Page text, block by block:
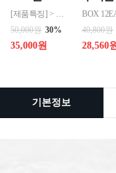
[제품특징] > 120여 년 노하우로 재배된 6년근 홍과 제조기술로 추출 > 100% 계약재배를 통한 6년근 인삼 > 430여 가지의까다로운 품질 검사 > 액상형 농축액으로 음용이 쉬움 [제품성분] > 덱스트린, 정제수, 홍삼농축액(6년근, 고형분 64%, 홍삼성분 70mg/g 이상, 국산) 6.5%, 녹용추출액(뉴질랜드산), 식물혼합농축액(작약
50,000원 30%
35,000원
40,800원
28,560
기본정보